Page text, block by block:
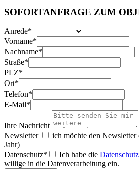
SOFORTANFRAGE ZUM
Anrede*
Vorname*
Nachname*
Straße*
PLZ*
Ort*
Telefon*
E-Mail*
Ihre Nachricht
Newsletter
ich möchte den
Jahr)
Datenschutz* Ich habe die
willige in die Datenverarbeitung ein.